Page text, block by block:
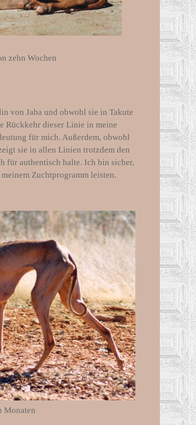
zehn Wochen
von Jaba und obwohl sie in Takute
Rückkehr dieser Linie in meine
für mich. Außerdem, obwohl
sie in allen Linien trotzdem den
für authentisch halte. Ich bin sicher,
Zuchtprogramm leisten.
Monaten